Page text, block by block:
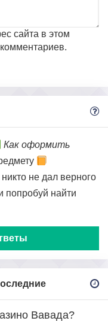
сайта в этом
Как оформить
не дал верного
попробуй найти
Вавада?